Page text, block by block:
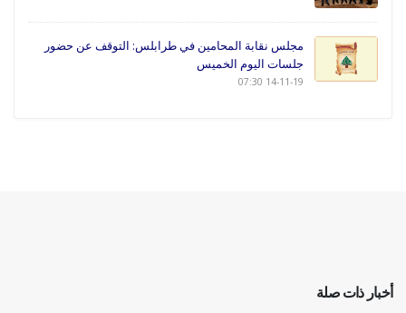
مجلس نقابة المحامين في طرابلس: التوقف عن حضور
جلسات اليوم الخميس
14-11-19 07:30
أخبار ذات صلة